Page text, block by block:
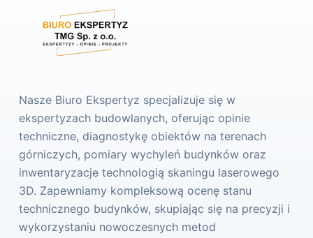
Nasze Biuro Ekspertyz specjalizuje się w
ekspertyzach budowlanych, oferując opinie
techniczne, diagnostykę obiektów na terenach
górniczych, pomiary wychyleń budynków oraz
inwentaryzacje technologią skaningu laserowego
3D. Zapewniamy kompleksową ocenę stanu
technicznego budynków, skupiając się na precyzji i
wykorzystaniu nowoczesnych metod